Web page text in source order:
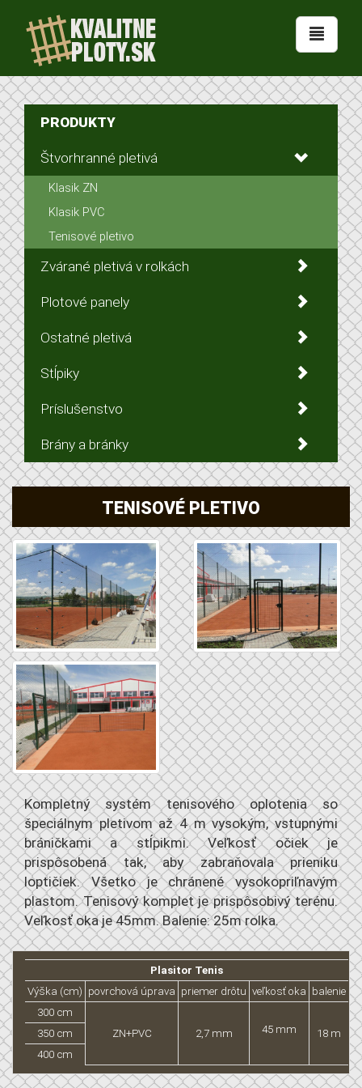
PRODUKTY
Štvorhranné pletivá
Klasik ZN
Klasik PVC
Tenisové pletivo
Zvárané pletivá v rolkách
Plotové panely
Ostatné pletivá
Stĺpiky
Príslušenstvo
Brány a bránky
TENISOVÉ PLETIVO
Kompletný systém tenisového oplotenia so
špeciálnym pletivom až 4 m vysokým, vstupnými
bráničkami a stĺpikmi. Veľkosť očiek je
prispôsobená tak, aby zabraňovala prieniku
loptičiek. Všetko je chránené vysokopriľnavým
plastom. Tenisový komplet je prispôsobivý terénu.
Veľkosť oka je 45mm. Balenie: 25m rolka.
Plasitor Tenis
Výška (cm) povrchová úprava priemer drôtu veľkosť oka balenie
300 cm
ZN+PVC
2,7 mm 45 mm 18 m
350 cm
400 cm